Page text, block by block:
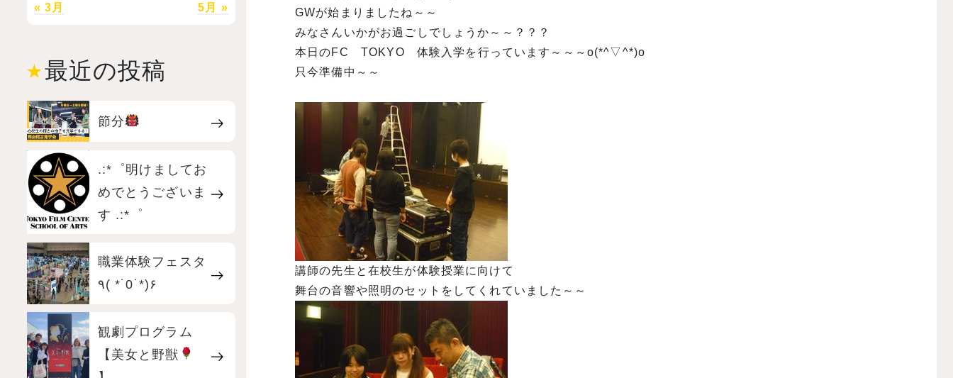
GWが始まりましたね～～
みなさんいかがお過ごしでしょうか～～？？？
本日のFC TOKYO 体験入学を行っています～～～o(*^▽^*)o
只今準備中～～
講師の先生と在校生が体験授業に向けて
舞台の音響や照明のセットをしてくれていました～～
« 3月 5月 »
最近の投稿
節分
.:*゜明けましてお
めでとうございま
す .:*゜
職業体験フェスタ
٩( *˙0˙*)۶
観劇プログラム
【美女と野獣